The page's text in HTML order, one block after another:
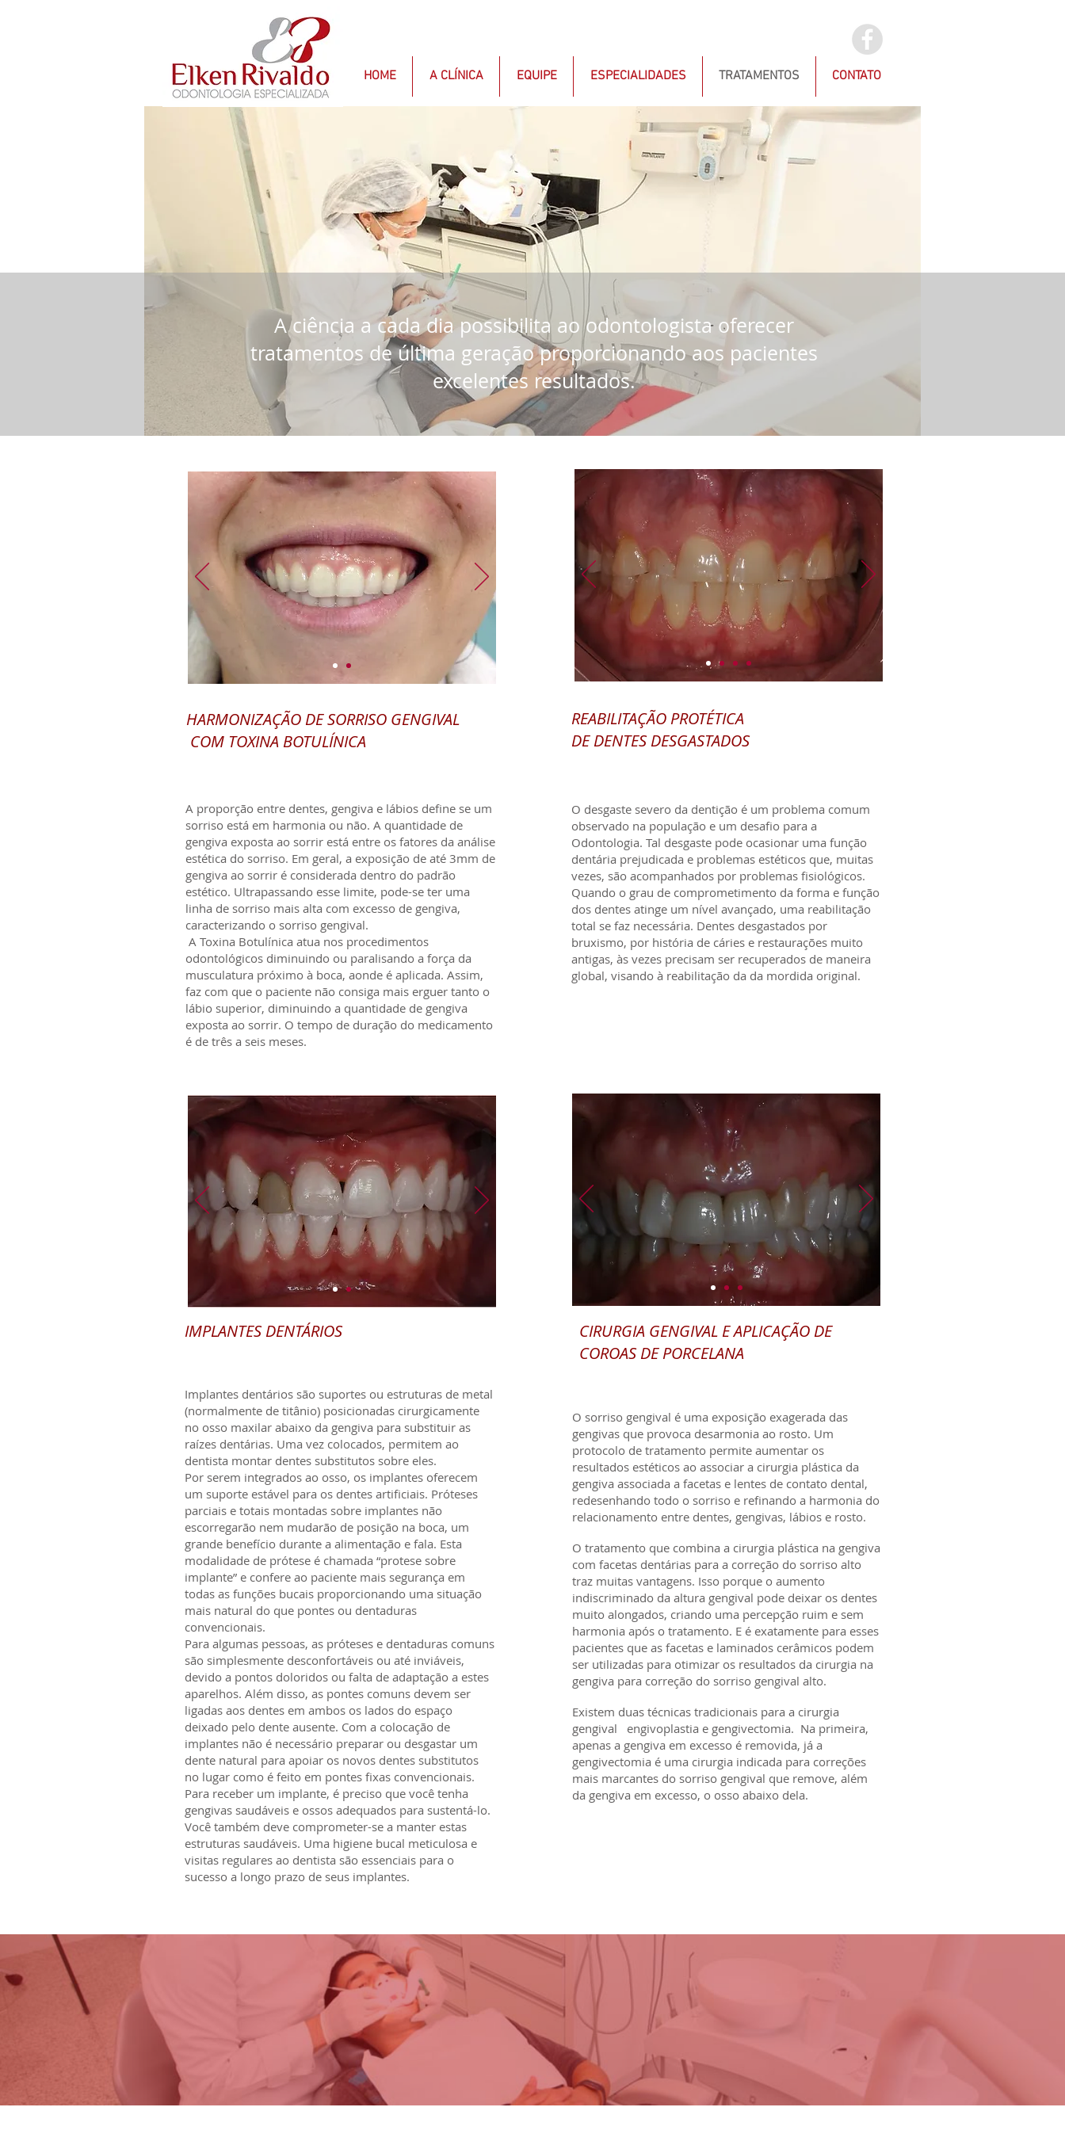
A ciência a cada dia possibilita ao odontologista oferecer
tratamentos de última geração proporcionando aos pacientes
excelentes resultados.
Tratamentos
HOME A CLÍNICA EQUIPE ESPECIALIDADES TRATAMENTOS CONTATO
HARMONIZAÇÃO DE SORRISO GENGIVAL
COM TOXINA BOTULÍNICA
A proporção entre dentes, gengiva e lábios define se um
sorriso está em harmonia ou não. A quantidade de
gengiva exposta ao sorrir está entre os fatores da análise
estética do sorriso. Em geral, a exposição de até 3mm de
gengiva ao sorrir é considerada dentro do padrão
estético. Ultrapassando esse limite, pode-se ter uma
linha de sorriso mais alta com excesso de gengiva,
caracterizando o sorriso gengival.
A Toxina Botulínica atua nos procedimentos
odontológicos diminuindo ou paralisando a força da
musculatura próximo à boca, aonde é aplicada. Assim,
faz com que o paciente não consiga mais erguer tanto o
lábio superior, diminuindo a quantidade de gengiva
exposta ao sorrir. O tempo de duração do medicamento
é de três a seis meses.
REABILITAÇÃO PROTÉTICA
DEDENTES DESGASTADOS
O desgaste severo da dentição é um problema comum
observado na população e um desafio para a
Odontologia. Tal desgaste pode ocasionar uma função
dentária prejudicada e problemas estéticos que, muitas
vezes, são acompanhados por problemas fisiológicos.
Quando o grau de comprometimento da forma e função
dos dentes atinge um nível avançado, uma reabilitação
total se faz necessária. Dentes desgastados por
bruxismo, por história de cáries e restaurações muito
antigas, às vezes precisam ser recuperados de maneira
global, visando à reabilitação da da mordida original.
IMPLANTES DENTÁRIOS
Implantes dentários são suportes ou estruturas de metal
(normalmente de titânio) posicionadas cirurgicamente
no osso maxilar abaixo da gengiva para substituir as
raízes dentárias. Uma vez colocados, permitem ao
dentista montar dentes substitutos sobre eles.
Por serem integrados ao osso, os implantes oferecem
um suporte estável para os dentes artificiais. Próteses
parciais e totais montadas sobre implantes não
escorregarão nem mudarão de posição na boca, um
grande benefício durante a alimentação e fala. Esta
modalidade de prótese é chamada “protese sobre
implante” e confere ao paciente mais segurança em
todas as funções bucais proporcionando uma situação
mais natural do que pontes ou dentaduras
convencionais.
Para algumas pessoas, as próteses e dentaduras comuns
são simplesmente desconfortáveis ou até inviáveis,
devido a pontos doloridos ou falta de adaptação a estes
aparelhos. Além disso, as pontes comuns devem ser
ligadas aos dentes em ambos os lados do espaço
deixado pelo dente ausente. Com a colocação de
implantes não é necessário preparar ou desgastar um
dente natural para apoiar os novos dentes substitutos
no lugar como é feito em pontes fixas convencionais.
Para receber um implante, é preciso que você tenha
gengivas saudáveis e ossos adequados para sustentá-lo.
Você também deve comprometer-se a manter estas
estruturas saudáveis. Uma higiene bucal meticulosa e
visitas regulares ao dentista são essenciais para o
sucesso a longo prazo de seus implantes.
CIRURGIA GENGIVAL E APLICAÇÃO DE
COROAS DE PORCELANA
O sorriso gengival é uma exposição exagerada das
gengivas que provoca desarmonia ao rosto. Um
protocolo de tratamento permite aumentar os
resultados estéticos ao associar a cirurgia plástica da
gengiva associada a facetas e lentes de contato dental,
redesenhando todo o sorriso e refinando a harmonia do
relacionamento entre dentes, gengivas, lábios e rosto.
O tratamento que combina a cirurgia plástica na gengiva
com facetas dentárias para a correção do sorriso alto
traz muitas vantagens. Isso porque o aumento
indiscriminado da altura gengival pode deixar os dentes
muito alongados, criando uma percepção ruim e sem
harmonia após o tratamento. E é exatamente para esses
pacientes que as facetas e laminados cerâmicos podem
ser utilizadas para otimizar os resultados da cirurgia na
gengiva para correção do sorriso gengival alto.
Existem duas técnicas tradicionais para a cirurgia
gengival engivoplastia e gengivectomia. Na primeira,
apenas a gengiva em excesso é removida, já a
gengivectomia é uma cirurgia indicada para correções
mais marcantes do sorriso gengival que remove, além
da gengiva em excesso, o osso abaixo dela.
Agende sua avaliação hoje
mesmo
clicandoaqui